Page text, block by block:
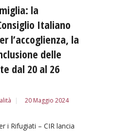
la
Italiano
l’accoglienza, la
delle
dal 20 al 26
20 Maggio 2024
i Rifugiati – CIR lancia